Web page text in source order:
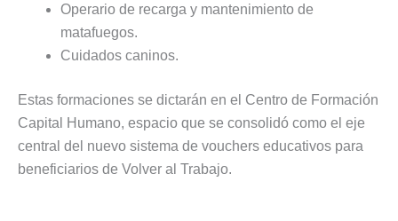
Operario de recarga y mantenimiento de
matafuegos.
Cuidados caninos.
Estas formaciones se dictarán en el Centro de Formación
Capital Humano, espacio que se consolidó como el eje
central del nuevo sistema de vouchers educativos para
beneficiarios de Volver al Trabajo.